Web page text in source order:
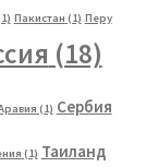
Пакистан (1) Перу
(18)
(1) Сербия
(1) Таиланд